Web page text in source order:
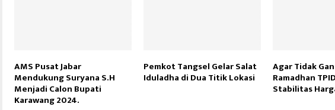
AMS Pusat Jabar
Mendukung Suryana S.H
Menjadi Calon Bupati
Karawang 2024.
Pemkot Tangsel Gelar Salat
Iduladha di Dua Titik Lokasi
Agar Tidak
Ramadhan
Stabilitas